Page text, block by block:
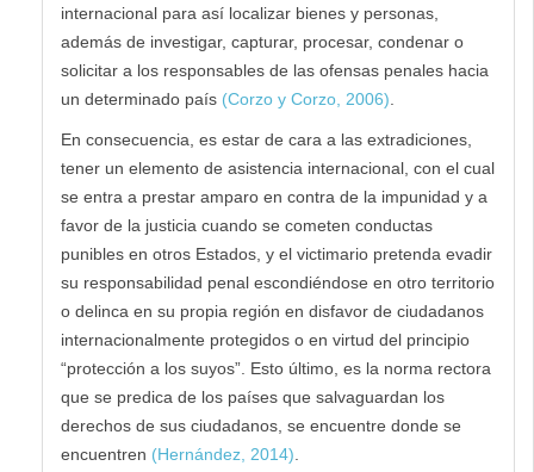
internacional para así localizar bienes y personas,
además de investigar, capturar, procesar, condenar o
solicitar a los responsables de las ofensas penales hacia
un determinado país (Corzo y Corzo, 2006)
En consecuencia, es estar de cara a las extradiciones,
tener un elemento de asistencia internacional, con el cual
se entra a prestar amparo en contra de la impunidad y a
favor de la justicia cuando se cometen conductas
punibles en otros Estados, y el victimario pretenda evadir
su responsabilidad penal escondiéndose en otro territorio
o delinca en su propia región en disfavor de ciudadanos
internacionalmente protegidos o en virtud del principio
“protección a los suyos”. Esto último, es la norma rectora
que se predica de los países que salvaguardan los
derechos de sus ciudadanos, se encuentre donde se
encuentren (Hernández, 2014)